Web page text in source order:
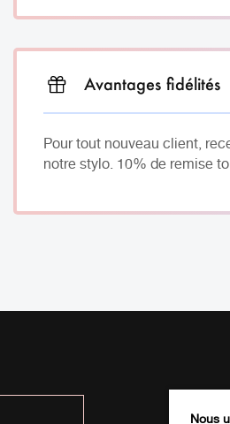
Avantages fidélités
Pour tout nouveau client,
notre stylo. 10% de remise
Nous